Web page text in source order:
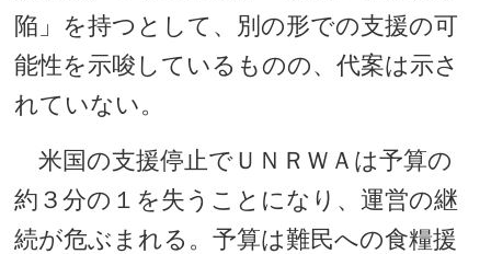
陥」を持つとして、別の形での支援の可
能性を示唆しているものの、代案は示さ
れていない。
米国の支援停止でＵＮＲＷＡは予算の
約３分の１を失うことになり、運営の継
続が危ぶまれる。予算は難民への食糧援